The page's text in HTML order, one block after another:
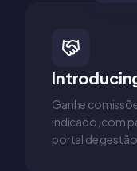
Ganhe
indicado, com
portal de gestão